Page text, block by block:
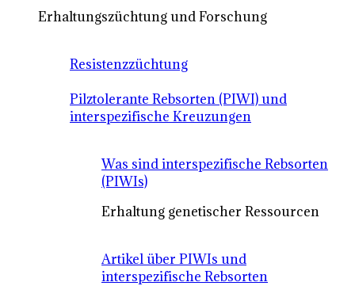
Erhaltungszüchtung und Forschung
Resistenzzüchtung
Pilztolerante Rebsorten (PIWI) und
interspezifische Kreuzungen
Was sind interspezifische Rebsorten
(PIWIs)
Erhaltung genetischer Ressourcen
Artikel über PIWIs und
interspezifische Rebsorten